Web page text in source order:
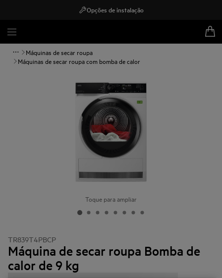
Opções de instalação
Máquinas de secar roupa
Máquinas de secar roupa com bomba de calor
Toque para ampliar
TR839T4PBCP
Máquina de secar roupa Bomba de
calor de 9 kg